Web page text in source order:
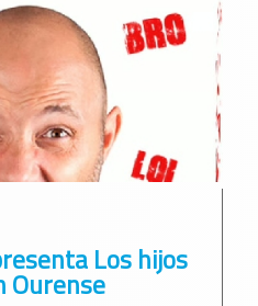
Los hijos
Ourense